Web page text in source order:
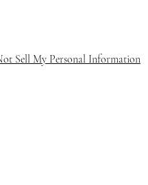
Sell My Personal Information